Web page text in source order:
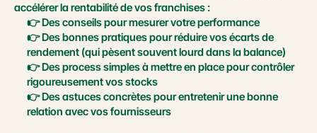
accélérer la rentabilité de vos franchises :
👉 Des conseils pour mesurer votre performance
👉 Des bonnes pratiques pour réduire vos écarts de
rendement (qui pèsent souvent lourd dans la balance)
👉 Des process simples à mettre en place pour contrôler
rigoureusement vos stocks
👉 Des astuces concrètes pour entretenir une bonne
relation avec vos fournisseurs